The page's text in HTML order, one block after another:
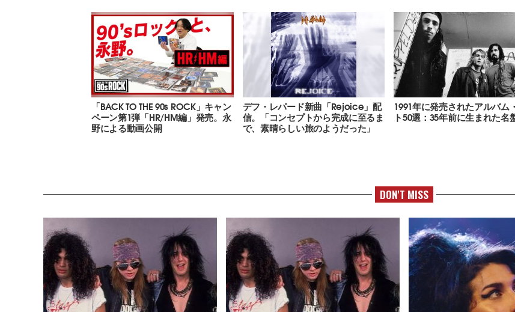
「BACK TO THE 90s ROCK」キャン
ペーン第1弾「HR/HM編」発売。永
野による動画公開
デフ・レパード新曲「Rejoice」配
信。「コンセプトから完成に至るま
で、素晴らしい旅のようだった」
1991年に発売されたアルバム
ト50選：35年前に生まれた名
DON'T MISS